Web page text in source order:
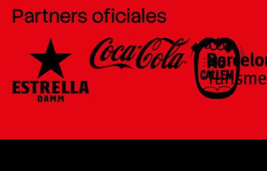
Partners oficiales